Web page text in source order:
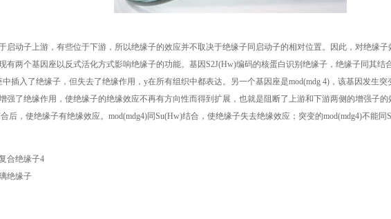
启动子上游，有些位于下游，所以绝缘子的效应并不取决于绝缘子同启动子的相对位置。因此，对绝缘
有两个基因座以反式活化方式影响绝缘子的功能。基因S2J(Hw)编码的核蛋白识别绝缘子，绝缘子同其结
插入了绝缘子，但失去了绝缘作用，y在所有组织中都表达。另一个基因座是mod(mdg 4)，该基因发生突
强了绝缘作用，使绝缘子的绝缘效应不再有方向性而得到扩展，也就是阻断了上游和下游两侧的增强子
后，使绝缘子有绝缘效应。mod(mdg4)同Su(Hw)结合，使绝缘子失去绝缘效应；突变的mod(mdg4)不能
合绝缘子4
绝缘子